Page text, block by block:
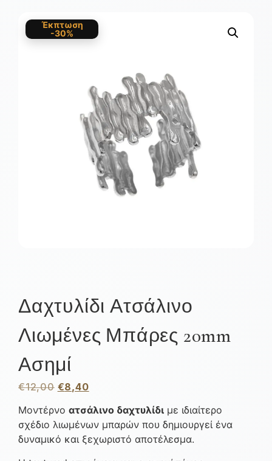
Έκπτωση
-30%
Δαχτυλίδι Ατσάλινο
Λιωμένες Μπάρες 20mm
Ασημί
€12,00 €8,40
Μοντέρνο ατσάλινο δαχτυλίδι με ιδιαίτερο
σχέδιο λιωμένων μπαρών που δημιουργεί ένα
δυναμικό και ξεχωριστό αποτέλεσμα.